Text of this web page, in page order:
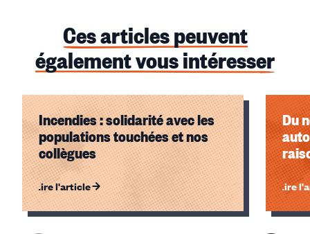
Ces articles peuvent
également vous intéresser
Incendies : solidarité avec les
populations touchées et nos
collègues
Lire l'article
Du
Lire